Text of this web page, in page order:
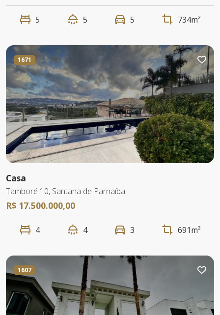
5 5 5 734m²
1671
Casa
Tamboré 10, Santana de Parnaíba
R$ 17.500.000,00
4 4 3 691m²
1607